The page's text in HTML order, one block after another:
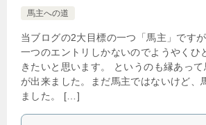
馬主への道
当ブログの2大目標の一つ「馬主」です
一つのエントリしかないのでようやくひ
きたいと思います。 というのも縁あって
が出来ました。まだ馬主ではないけど、
ました。 […]